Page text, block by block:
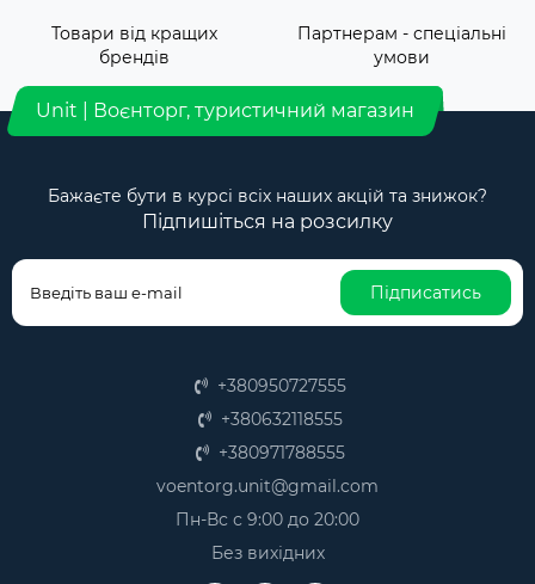
Товари від кращих
брендів
Партнерам - спеціальні
умови
Unit | Воєнторг, туристичний магазин
Бажаєте бути в курсі всіх наших акцій та знижок?
Підпишіться на розсилку
Підписатись
+380950727555
+380632118555
+380971788555
voentorg.unit@gmail.com
Пн-Вс с 9:00 до 20:00
Без вихідних